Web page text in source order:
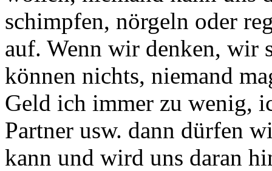
schimpfen, nörgeln oder
auf. Wenn wir denken,
können nichts, niemand
Geld ich immer zu wenig,
Partner usw. dann dürfen
kann und wird uns daran